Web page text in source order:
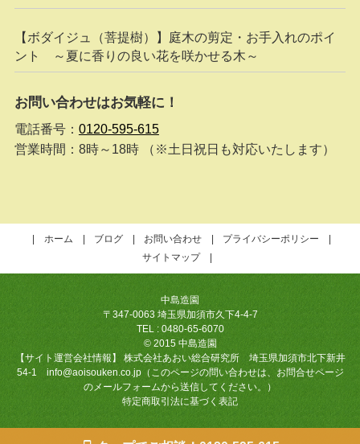
【ボダイジュ（菩提樹）】庭木の剪定・お手入れのポイ
ント ～夏に香りの良い花を咲かせる木～
お問い合わせはお気軽に！
電話番号： 0120-595-615
営業時間：8時～18時 （※土日祝日も対応いたします）
ホーム ブログ お問い合わせ
プライバシーポリシー
サイトマップ
中島造園
〒347-0063 埼玉県加須市久下4-4-7
TEL : 0480-65-6070
© 2015 中島造園
【サイト運営会社情報】 株式会社あおい総合研究所 埼玉県加須市北下新井
54-1 info@aoisouken.co.jp（このページの問い合わせは、お問合せページ
のメールフォームから送信してください。）
特定商取引法に基づく表記